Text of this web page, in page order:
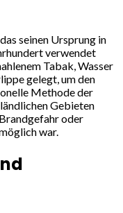
seinen Ursprung in
verwendet
Tabak, Wasser
gelegt, um den
Methode der
Gebieten
oder
war.